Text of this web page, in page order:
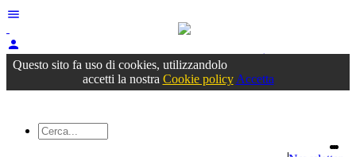
menu
person
Accedioppure registrati
Questo sito fa uso di cookies, utilizzandolo
accetti la nostra Cookie policy Accetta